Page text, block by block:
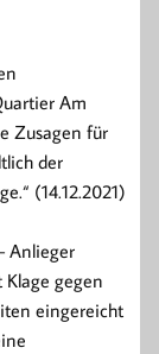
Am
Zusagen für
der
(14.12.2021)
Anlieger
gegen
eingereicht